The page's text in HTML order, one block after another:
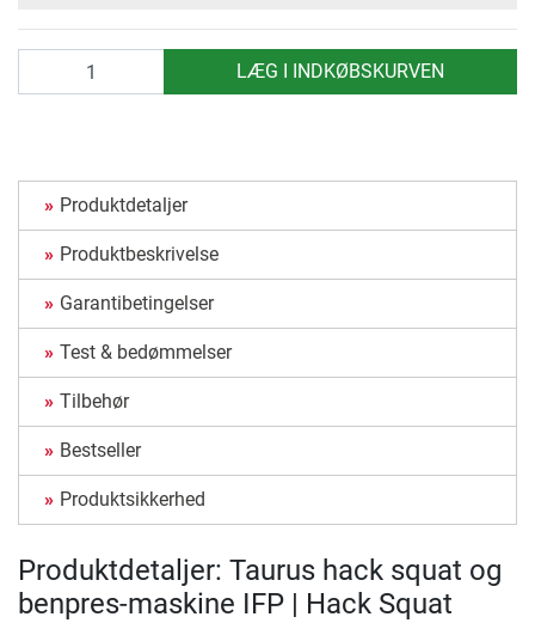
LÆG I INDKØBSKURVEN
Produktdetaljer
Produktbeskrivelse
Garantibetingelser
Test & bedømmelser
Tilbehør
Bestseller
Produktsikkerhed
Produktdetaljer: Taurus hack squat og
benpres-maskine IFP | Hack Squat